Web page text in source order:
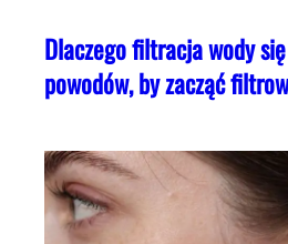
Dlaczego filtracja wody
powodów, by zacząć